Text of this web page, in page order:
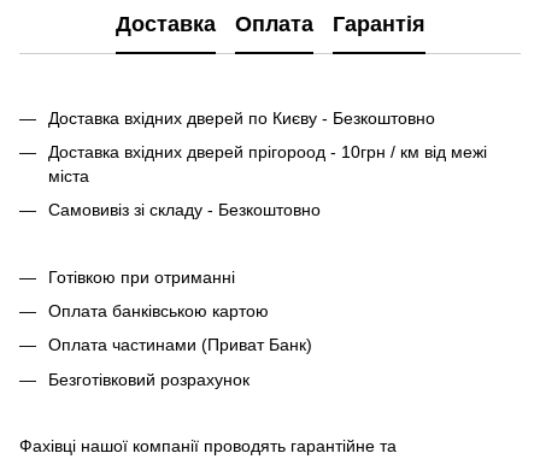
Доставка Оплата Гарантія
Доставка вхідних дверей по Києву - Безкоштовно
Доставка вхідних дверей прігороод - 10грн / км від межі
міста
Самовивіз зі складу - Безкоштовно
Готівкою при отриманні
Оплата банківською картою
Оплата частинами (Приват Банк)
Безготівковий розрахунок
Фахівці нашої компанії проводять гарантійне та